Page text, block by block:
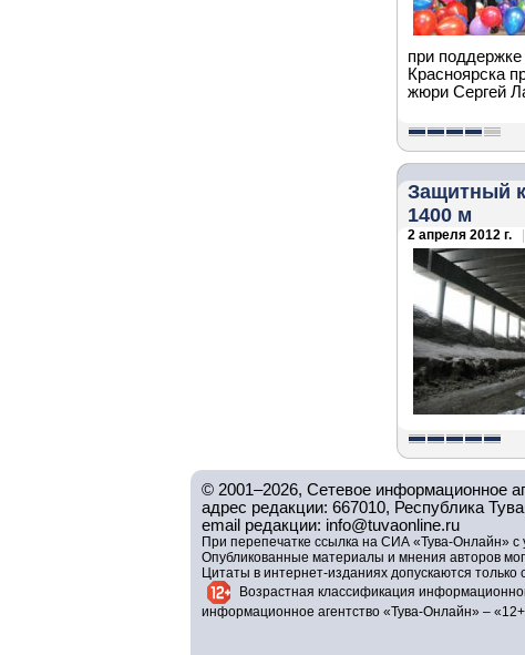
при
Красноярска
жюри Сергей
Защитный
1400 м
2 апреля 2012 г.
© 2001–2026, Сетевое информационное
адрес редакции: 667010, Республика
email редакции: info@tuvaonline.ru
При перепечатке ссылка на СИА «Тува-Онлайн»
Опубликованные материалы и мнения авторов
Цитаты в интернет-изданиях допускаются
Возрастная классификация
информационное агентство «Тува-Онлайн» –